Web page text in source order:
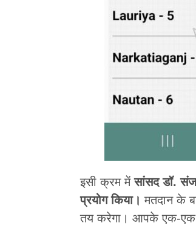
इसी क्रम मेंसांसद डॉ.
प्रयोग किया। मतदान के
तय करेगा। आपके एक-एक